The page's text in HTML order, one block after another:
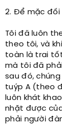
2. Để mặc đối
Tôi đã luôn
theo tôi, và
toàn là trai tốt
mà tôi đã
sau đó,
tuýp A (theo
luôn khát
nhặt được
phải người